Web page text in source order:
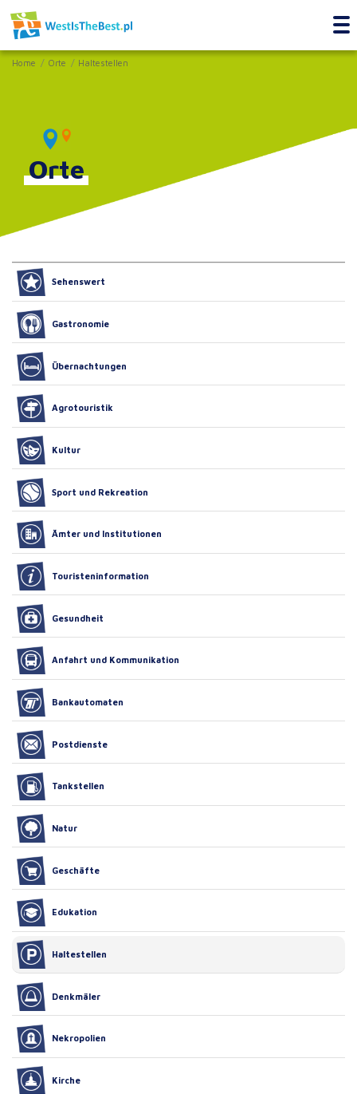
Home Orte Haltestellen
Orte
Sehenswert
Gastronomie
Übernachtungen
Agrotouristik
Kultur
Sport und Rekreation
Ämter und Institutionen
Touristeninformation
Gesundheit
Anfahrt und Kommunikation
Bankautomaten
Postdienste
Tankstellen
Natur
Geschäfte
Edukation
Haltestellen
Denkmäler
Nekropolien
Kirche